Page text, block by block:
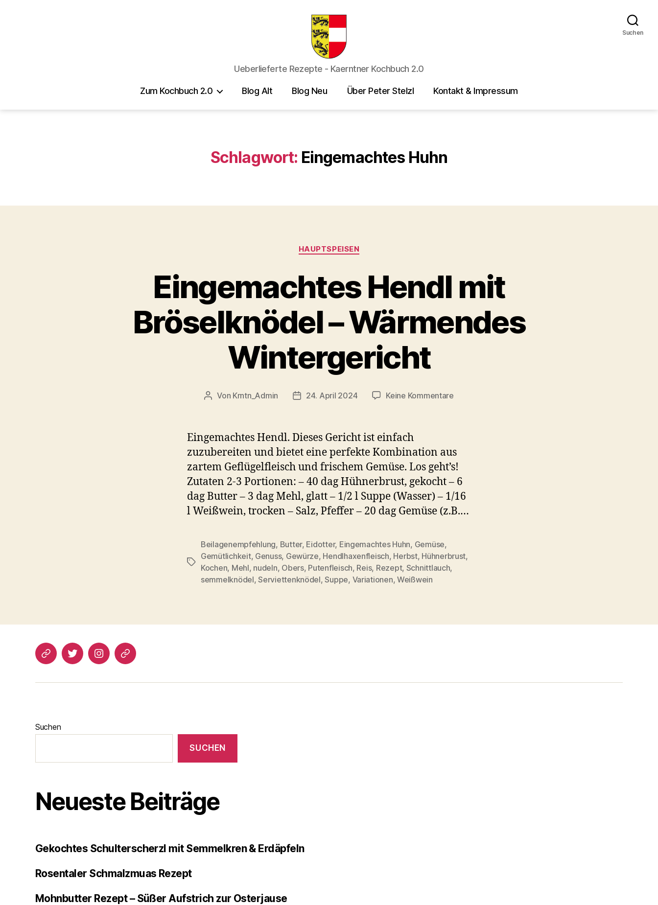
Kaerntner
Kueche
Ueberlieferte Rezepte - Kaerntner Kochbuch 2.0
Zum Kochbuch 2.0 Blog Alt Blog Neu Über Peter Stelzl Kontakt & Impressum
Suchen
Schlagwort: Eingemachtes Huhn
Kategorien
HAUPTSPEISEN
Eingemachtes Hendl mit
Bröselknödel – Wärmendes
Wintergericht
Beitragsautor
Von Krntn_Admin Veröffentlichungsdatum
24. April 2024 Keine Kommentarezu
–
Wärmendes
Wintergericht
Eingemachtes Hendl. Dieses Gericht ist einfach
zuzubereiten und bietet eine perfekte Kombination aus
zartem Geflügelfleisch und frischem Gemüse. Los geht’s!
Zutaten 2-3 Portionen: – 40 dag Hühnerbrust, gekocht – 6
dag Butter – 3 dag Mehl, glatt – 1/2 l Suppe (Wasser) – 1/16
l Weißwein, trocken – Salz, Pfeffer – 20 dag Gemüse (z.B.…
Schlagwörter
Beilagenempfehlung, Butter, Eidotter, Eingemachtes Huhn, Gemüse,
Gemütlichkeit, Genuss, Gewürze, Hendlhaxenfleisch, Herbst, Hühnerbrust,
Kochen, Mehl, nudeln, Obers, Putenfleisch, Reis, Rezept, Schnittlauch,
semmelknödel,Serviettenknödel,Suppe, Variationen,Weißwein
blogspotTwitterInstagramPinterest
Suchen
SUCHEN
Neueste Beiträge
Gekochtes Schulterscherzl mit Semmelkren & Erdäpfeln
Rosentaler Schmalzmuas Rezept
Mohnbutter Rezept – Süßer Aufstrich zur Osterjause